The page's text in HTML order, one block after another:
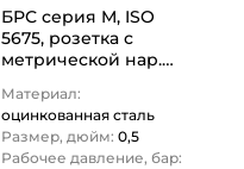
БРС серия M, ISO
5675, розетка с
метрической нар.
сталь, 1/2 in TL4M-
SM/20X1.5…
Материал:
оцинкованная сталь
Размер, дюйм: 0,5
Рабочее давление, бар: